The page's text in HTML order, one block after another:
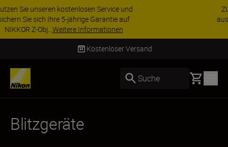
ZUBEHÖR IM ANGEBOT | Sparen Sie 15 % auf
ausgewähltes Zubehör und vervollständigen Sie
Ihre Ausrüstu...Jetzt einkaufen
Lieferung innerhalb von 2–4 Werktagen
Suche Basket
Blitzgeräte